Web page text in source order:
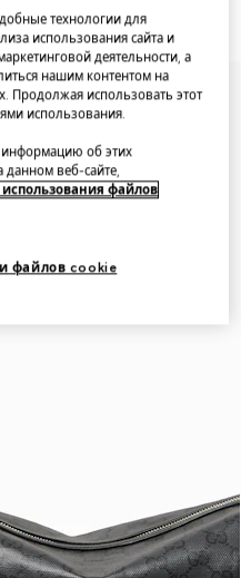
Positano medium tote bag
технологии для
использования сайта и
деятельности, а
нашим контентом на
Продолжая использовать этот
использования.
об этих
данном веб-сайте,
файлов
файлов cookie